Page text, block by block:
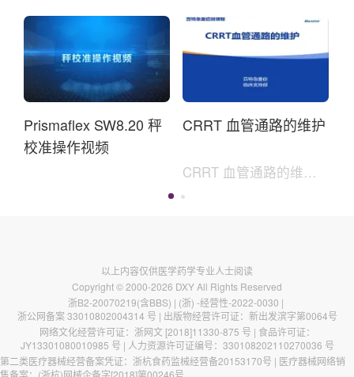
Prismaflex SW8.20 秤
校准操作视频
CRRT 血管通路的维护
CRRT 血管通路的维护
内容：导管功能评估、
以上内容仅供医学药学专业人士阅读
Copyright © 2000-2026 DXY All Rights Reserved
浙B2-20070219(含BBS) | (浙) -经营性-2022-0030 |
浙公网备案 33010802004314 号 | 出版物经营许可证： 新出发滨字第0064号
网络文化经营许可证： 浙网文 [2018]11330-875 号 | 食品许可证：
JY13301080010985 号 | 人力资源许可证编号： 330108202110270036 号
第二类医疗器械经营备案凭证：浙杭食药监械经营备20153170号 | 医疗器械网络销
售备案：(浙杭)网械企备字[2018]第00246号